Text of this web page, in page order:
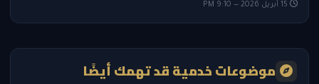
موضوعات خدمية قد تهمك أيضًا